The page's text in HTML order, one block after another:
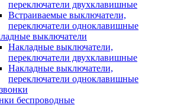
переключатели двухклавишные
Встраиваемые выключатели,
переключатели одноклавишные
выключатели
Накладные выключатели,
переключатели двухклавишные
Накладные выключатели,
переключатели одноклавишные
беспроводные